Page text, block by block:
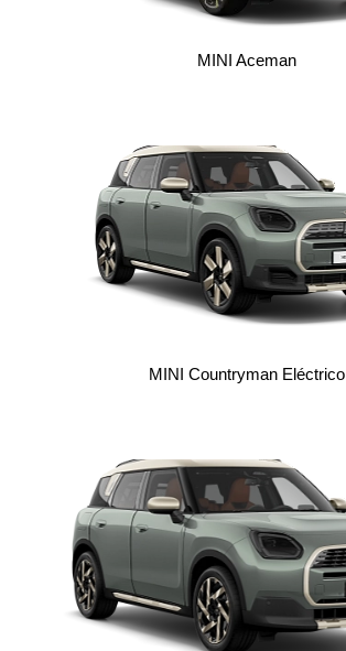
MINI Aceman
MINI Countryman Eléctrico